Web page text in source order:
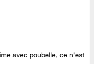
avec poubelle, ce n'est